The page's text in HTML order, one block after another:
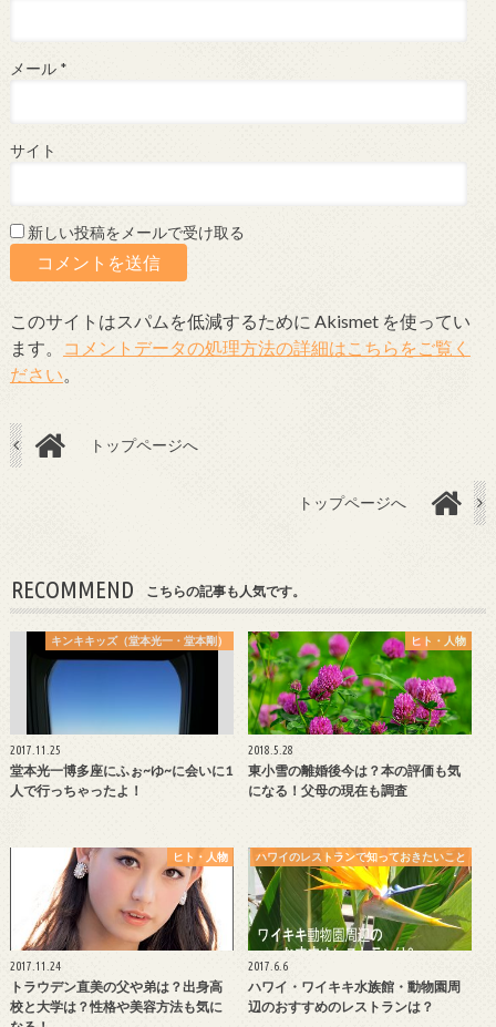
メール *
サイト
新しい投稿をメールで受け取る
このサイトはスパムを低減するために Akismet を使ってい
ます。
コメントデータの処理方法の詳細はこちらをご覧く
ださい
トップページへ
トップページへ
RECOMMEND こちらの記事も人気です。
キンキキッズ（堂本光一・堂本剛）
2017.11.25
堂本光一博多座にふぉ~ゆ~に会いに1
人で行っちゃったよ！
ヒト・人物
2018.5.28
東小雪の離婚後今は？本の評価も気
になる！父母の現在も調査
ヒト・人物
2017.11.24
トラウデン直美の父や弟は？出身高
校と大学は？性格や美容方法も気に
ハワイのレストランで知っておきたいこと
2017.6.6
ハワイ・ワイキキ水族館・動物園周
辺のおすすめのレストランは？